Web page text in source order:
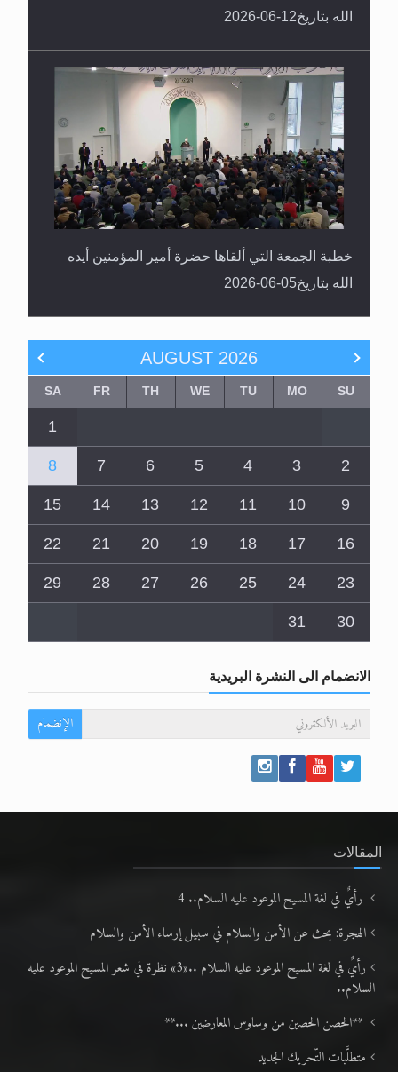
الله بتاريخ12-06-2026
خطبة الجمعة التي ألقاها حضرة أمير المؤمنين أيده
الله بتاريخ05-06-2026
AUGUST 2026
SU
MO
TU
WE
TH
FR
SA
1
2
3
4
5
6
7
8
9
10
11
12
13
14
15
16
17
18
19
20
21
22
23
24
25
26
27
28
29
30
31
الانضمام الى النشرة البريدية
الإنضمام
المقالات
رأيٌ في لغة المسيح الموعود عليه السلام.. 4
الهجرة: بحث عن الأمن والسلام في سبيل إرساء الأمن والسلام
رأيٌ في لغة المسيح الموعود عليه السلام ..«3» نظرة في شعر المسيح الموعود عليه
السلام..
**الحصن الحصين من وساوس المعارضين ...**
متطلَّبات التّحريك الجديد